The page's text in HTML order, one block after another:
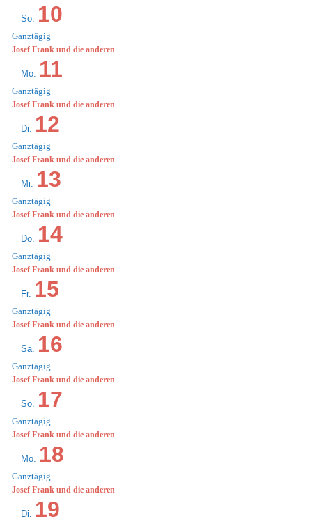
So. 10
Ganztägig
Josef Frank und die anderen
Mo. 11
Ganztägig
Josef Frank und die anderen
Di. 12
Ganztägig
Josef Frank und die anderen
Mi. 13
Ganztägig
Josef Frank und die anderen
Do. 14
Ganztägig
Josef Frank und die anderen
Fr. 15
Ganztägig
Josef Frank und die anderen
Sa. 16
Ganztägig
Josef Frank und die anderen
So. 17
Ganztägig
Josef Frank und die anderen
Mo. 18
Ganztägig
Josef Frank und die anderen
Di. 19